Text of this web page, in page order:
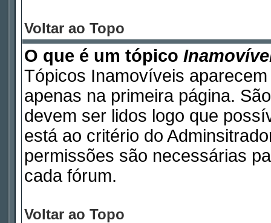
Voltar ao Topo
O que é um tópico
Tópicos Inamovíveis
apenas na primeira página.
devem ser lidos logo que
está ao critério do
permissões são necessárias
cada fórum.
Voltar ao Topo